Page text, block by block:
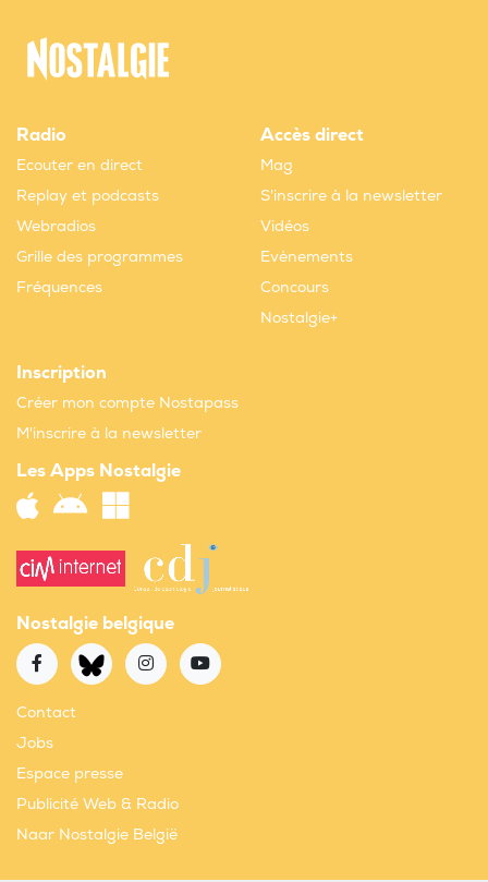
Radio
Ecouter en direct
Replay et podcasts
Webradios
Grille des programmes
Fréquences
Accès direct
Mag
S'inscrire à la newsletter
Vidéos
Evènements
Concours
Nostalgie+
Inscription
Créer mon compte Nostapass
M'inscrire à la newsletter
Les Apps Nostalgie
Nostalgie belgique
Contact
Jobs
Espace presse
Publicité Web & Radio
Naar Nostalgie België